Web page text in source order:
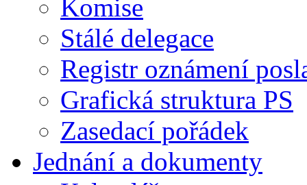
Komise
Stálé delegace
Registr oznámení
Grafická struktura PS
Zasedací pořádek
Jednání a dokumenty